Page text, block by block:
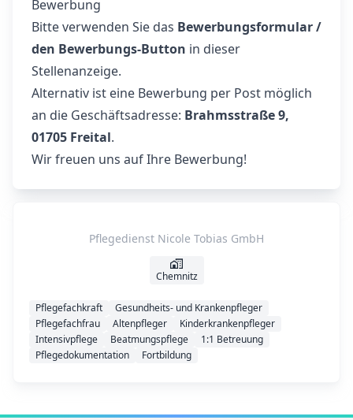
Bewerbung
Bitte verwenden Sie das Bewerbungsformular /
den Bewerbungs-Button in dieser
Stellenanzeige.
Alternativ ist eine Bewerbung per Post möglich
an die Geschäftsadresse: Brahmsstraße 9,
01705 Freital.
Wir freuen uns auf Ihre Bewerbung!
Pflegedienst Nicole Tobias GmbH
Chemnitz
Pflegefachkraft
Gesundheits- und Krankenpfleger
Pflegefachfrau
Altenpfleger
Kinderkrankenpfleger
Intensivpflege
Beatmungspflege
1:1 Betreuung
Pflegedokumentation
Fortbildung